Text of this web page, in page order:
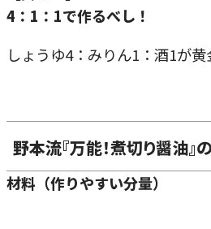
4：1：1で作るべし！
しょうゆ4：みりん1：酒1が黄
野本流『万能！煮切り醤油』
材料（作りやすい分量）